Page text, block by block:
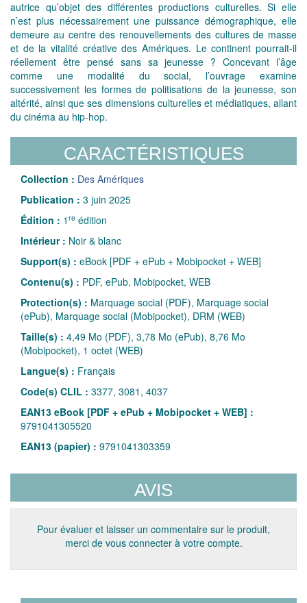
autrice qu’objet des différentes productions culturelles. Si elle
n’est plus nécessairement une puissance démographique, elle
demeure au centre des renouvellements des cultures de masse
et de la vitalité créative des Amériques. Le continent pourrait-il
réellement être pensé sans sa jeunesse ? Concevant l’âge
comme une modalité du social, l’ouvrage examine
successivement les formes de politisations de la jeunesse, son
altérité, ainsi que ses dimensions culturelles et médiatiques, allant
du cinéma au hip-hop.
CARACTÉRISTIQUES
Collection : Des Amériques
Publication : 3 juin 2025
Édition : 1 re édition
Intérieur : Noir & blanc
Support(s) : eBook [PDF + ePub + Mobipocket + WEB]
Contenu(s) : PDF, ePub, Mobipocket, WEB
Protection(s) : Marquage social (PDF), Marquage social
(ePub), Marquage social (Mobipocket), DRM (WEB)
Taille(s) : 4,49 Mo (PDF), 3,78 Mo (ePub), 8,76 Mo
(Mobipocket), 1 octet (WEB)
Langue(s) : Français
Code(s) CLIL : 3377, 3081, 4037
EAN13 eBook [PDF + ePub + Mobipocket + WEB] :
9791041305520
EAN13 (papier) : 9791041303359
AVIS
Pour évaluer et laisser un commentaire sur le produit,
merci de vous connecter à votre compte.